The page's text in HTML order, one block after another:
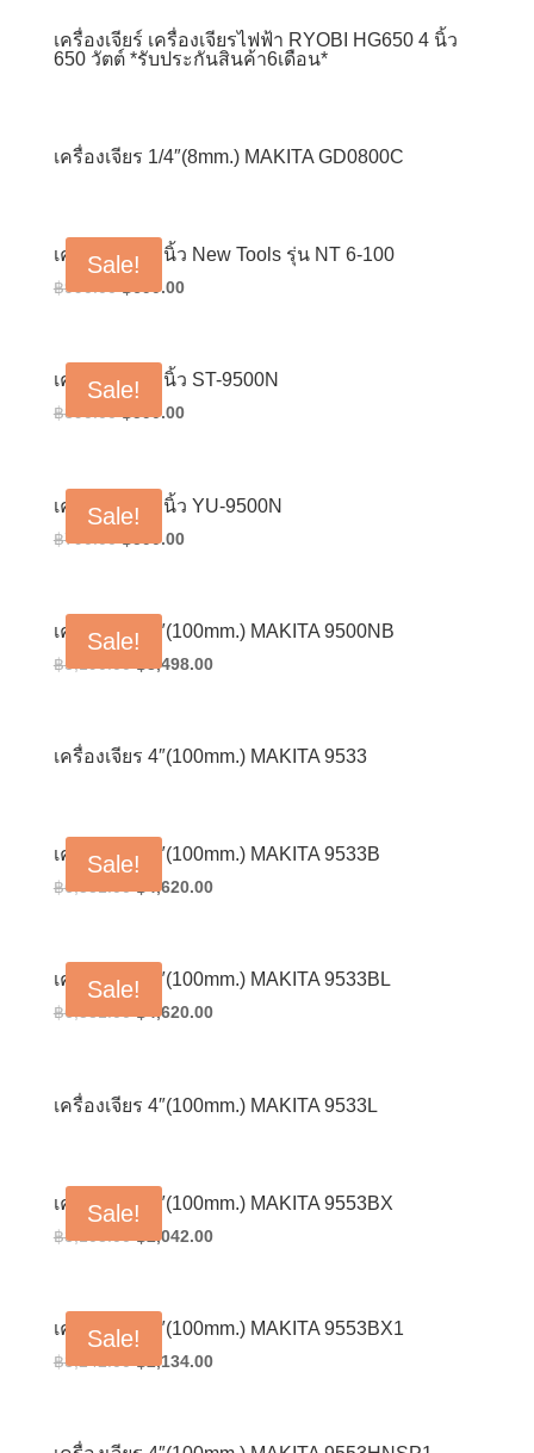
฿2,290.00.฿1,590.00.
เครื่องเจียร์ เครื่องเจียรไฟฟ้า RYOBI HG650 4 นิ้ว
650 วัตต์ *รับประกันสินค้า6เดือน*
เครื่องเจียร 1/4″(8mm.) MAKITA GD0800C
Sale!
เครื่องเจียร 4 นิ้ว New Tools รุ่น NT 6-100
฿990.00
Original
฿990.00.
690.00Current
฿690.00.
Sale!
เครื่องเจียร 4 นิ้ว ST-9500N
฿890.00
Original
฿890.00.
฿590.00Current
฿590.00.
Sale!
เครื่องเจียร 4 นิ้ว YU-9500N
฿790.00
Original
฿790.00.
590.00Current
฿590.00.
Sale!
เครื่องเจียร 4″(100mm.) MAKITA 9500NB
฿5,190.00
Original
฿5,190.00.
3,498.00Current
฿3,498.00.
เครื่องเจียร 4″(100mm.) MAKITA 9533
Sale!
เครื่องเจียร 4″(100mm.) MAKITA 9533B
฿6,581.00
Original
฿6,581.00.
4,620.00Current
฿4,620.00.
Sale!
เครื่องเจียร 4″(100mm.) MAKITA 9533BL
฿6,581.00
Original
฿6,581.00.
฿4,620.00Current
฿4,620.00.
เครื่องเจียร 4″(100mm.) MAKITA 9533L
Sale!
เครื่องเจียร 4″(100mm.) MAKITA 9553BX
฿3,103.00
Original
฿3,103.00.
2,042.00Current
฿2,042.00.
Sale!
เครื่องเจียร 4″(100mm.) MAKITA 9553BX1
฿3,242.00
Original
฿3,242.00.
2,134.00Current
฿2,134.00.